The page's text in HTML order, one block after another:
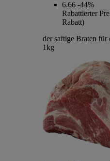
6.66 -44%
Rabattierter
Rabatt)
der saftige Braten
1kg